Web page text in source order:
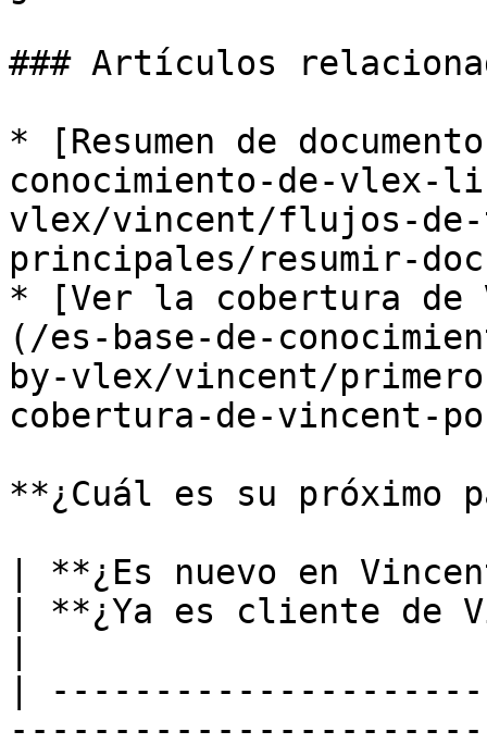
### Artículos
* [Resumen de
conocimiento-de-vlex-
vlex/vincent/flujos-
principales/resumir-
* [Ver la cobertura
(/es-base-de-
by-vlex/vincent/
cobertura-de-vincent-
**¿Cuál es su próximo
| **¿Es nuevo en
| **¿Ya es cliente de
|